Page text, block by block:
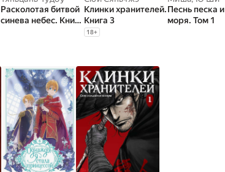
Расколотая битвой
синева небес. Книга
Клинки хранителей.
Книга 3
18+
Песнь песка и
моря. Том 1